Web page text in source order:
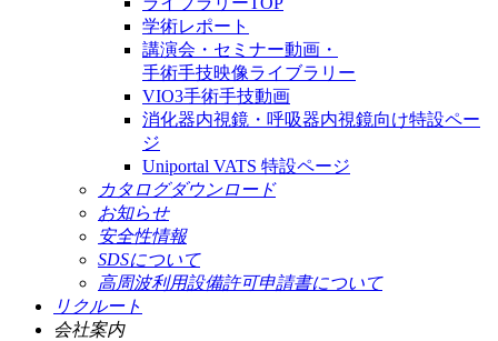
学術レポート
講演会・セミナー動画・
手術手技映像ライブラリー
VIO3手術手技動画
消化器内視鏡・呼吸器内視鏡向け特設ペー
ジ
Uniportal VATS 特設ページ
カタログダウンロード
お知らせ
安全性情報
SDSについて
高周波利用設備許可申請書について
リクルート
会社案内